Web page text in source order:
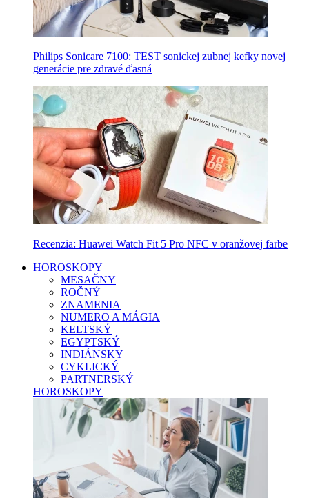
Philips Sonicare 7100: TEST sonickej zubnej kefky novej
generácie pre zdravé ďasná
Recenzia: Huawei Watch Fit 5 Pro NFC v oranžovej farbe
HOROSKOPY
MESAČNY
ROČNÝ
ZNAMENIA
NUMERO A MÁGIA
KELTSKÝ
EGYPTSKÝ
INDIÁNSKY
CYKLICKÝ
PARTNERSKÝ
HOROSKOPY